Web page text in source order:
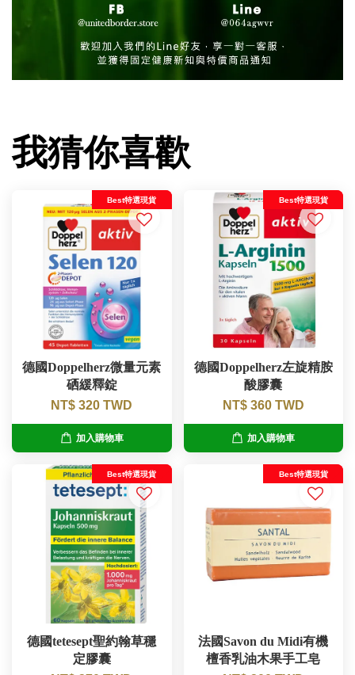
我猜你喜歡
Best特選現貨
德國Doppelherz微量元素
硒緩釋錠
NT$ 320 TWD
加入購物車
Best特選現貨
德國Doppelherz左旋精胺
酸膠囊
NT$ 360 TWD
加入購物車
Best特選現貨
德國tetesept聖約翰草穩
定膠囊
Best特選現貨
法國Savon du Midi有機
檀香乳油木果手工皂